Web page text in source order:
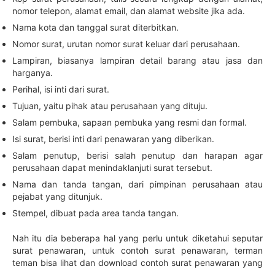
nomor telepon, alamat email, dan alamat website jika ada.
Nama kota dan tanggal surat diterbitkan.
Nomor surat, urutan nomor surat keluar dari perusahaan.
Lampiran, biasanya lampiran detail barang atau jasa dan
harganya.
Perihal, isi inti dari surat.
Tujuan, yaitu pihak atau perusahaan yang dituju.
Salam pembuka, sapaan pembuka yang resmi dan formal.
Isi surat, berisi inti dari penawaran yang diberikan.
Salam penutup, berisi salah penutup dan harapan agar
perusahaan dapat menindaklanjuti surat tersebut.
Nama dan tanda tangan, dari pimpinan perusahaan atau
pejabat yang ditunjuk.
Stempel, dibuat pada area tanda tangan.
Nah itu dia beberapa hal yang perlu untuk diketahui seputar
surat penawaran, untuk contoh surat penawaran, terman
teman bisa lihat dan download contoh surat penawaran yang